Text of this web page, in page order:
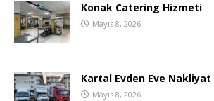
Konak Catering Hizmeti
Mayıs 8, 2026
Kartal Evden Eve Nakliyat
Mayıs 8, 2026